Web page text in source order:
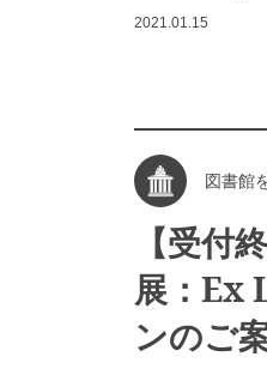
2021.01.15
図書館
【受付
展：Ex
ンのご